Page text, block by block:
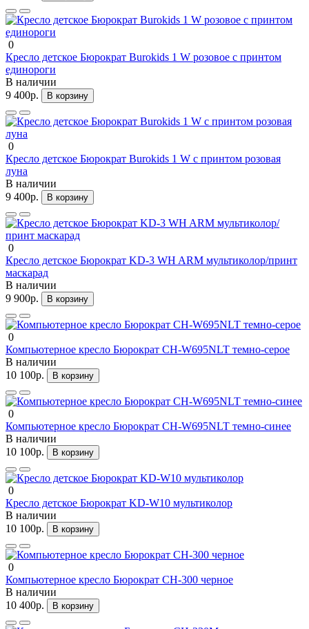
0
Кресло детское Бюрократ Burokids 1 W розовое с принтом
единороги
В наличии
9 400р.
В корзину
0
Кресло детское Бюрократ Burokids 1 W с принтом розовая
луна
В наличии
9 400р.
В корзину
0
Кресло детское Бюрократ KD-3 WH ARM мультиколор/принт
маскарад
В наличии
9 900р.
В корзину
0
Компьютерное кресло Бюрократ CH-W695NLT темно-серое
В наличии
10 100р.
В корзину
0
Компьютерное кресло Бюрократ CH-W695NLT темно-синее
В наличии
10 100р.
В корзину
0
Кресло детское Бюрократ KD-W10 мультиколор
В наличии
10 100р.
В корзину
0
Компьютерное кресло Бюрократ CH-300 черное
В наличии
10 400р.
В корзину